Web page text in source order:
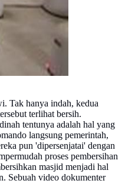
Tak hanya indah, kedua
terlihat bersih.
tentunya adalah hal yang
langsung pemerintah,
pun 'dipersenjatai' dengan
proses pembersihan
masjid menjadi hal
Sebuah video dokumenter